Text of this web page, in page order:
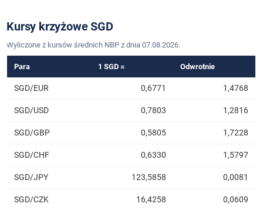
Kursy krzyżowe SGD
Wyliczone z kursów średnich NBP z dnia 07.08.2026.
Para 1 SGD = Odwrotnie
SGD/EUR 0,6771 1,4768
SGD/USD 0,7803 1,2816
SGD/GBP 0,5805 1,7228
SGD/CHF 0,6330 1,5797
SGD/JPY 123,5858 0,0081
SGD/CZK 16,4258 0,0609